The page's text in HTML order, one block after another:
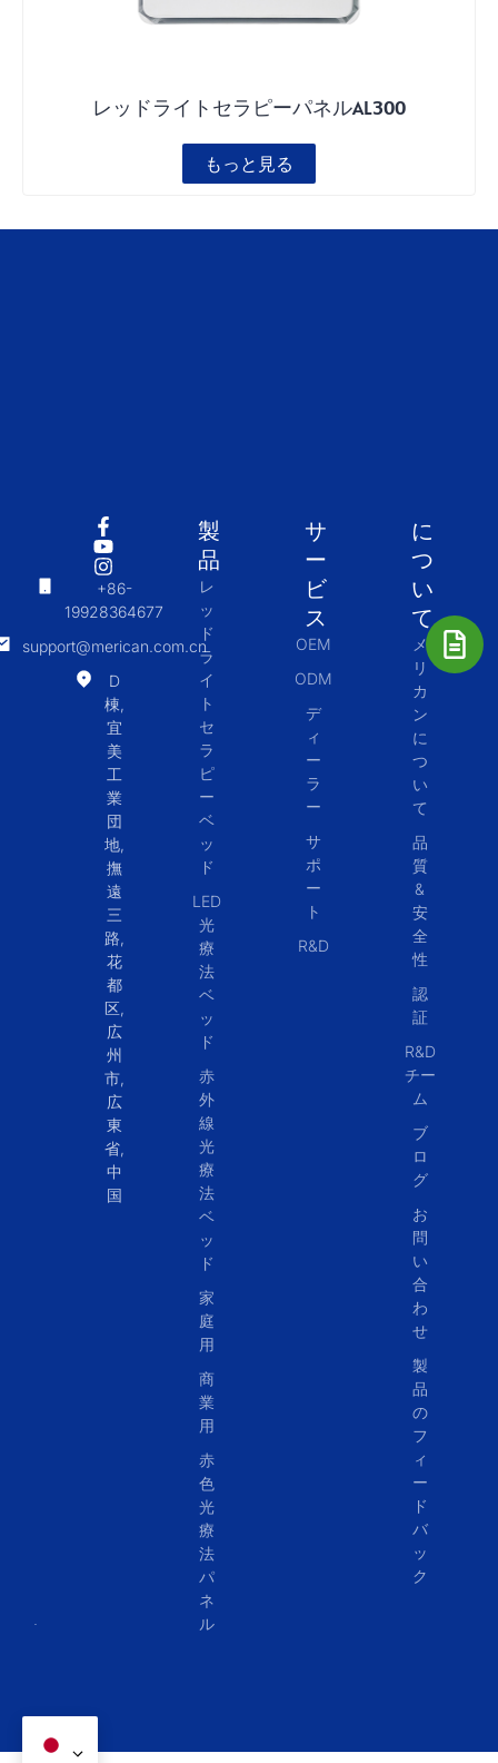
レッドライトセラピーパネルAL300
もっと見る
+86-
19928364677
support@merican.com.cn
D
棟,
宜
美
工
業
団
地,
撫
遠
三
路,
花
都
区,
広
州
市,
広
東
省,
中
国
製
品
レ
ッ
ド
ラ
イ
ト
セ
ラ
ピ
ー
ベ
ッ
ド
LED
光
療
法
ベ
ッ
ド
赤
外
線
光
療
法
ベ
ッ
ド
家
庭
用
商
業
用
赤
色
光
療
法
パ
ネ
ル
サ
ー
ビ
ス
OEM
ODM
デ
ィ
ー
ラ
ー
サ
ポ
ー
ト
R&D
に
つ
い
て
メ
リ
カ
ン
に
つ
い
て
品
質
&
安
全
性
認
証
R&D
チー
ム
ブ
ロ
グ
お
問
い
合
わ
せ
製
品
の
フ
ィ
ー
ド
バ
ッ
ク